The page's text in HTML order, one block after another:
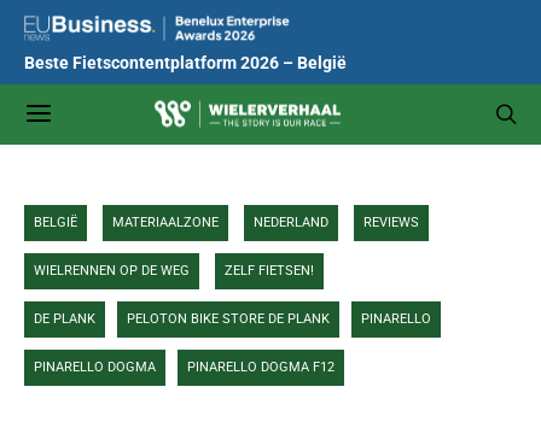
Beste Fietscontentplatform 2026 – België
BELGIË MATERIAALZONE NEDERLAND REVIEWS
WIELRENNEN OP DE WEG ZELF FIETSEN!
DE PLANK PELOTON BIKE STORE DE PLANK PINARELLO
PINARELLO DOGMA PINARELLO DOGMA F12